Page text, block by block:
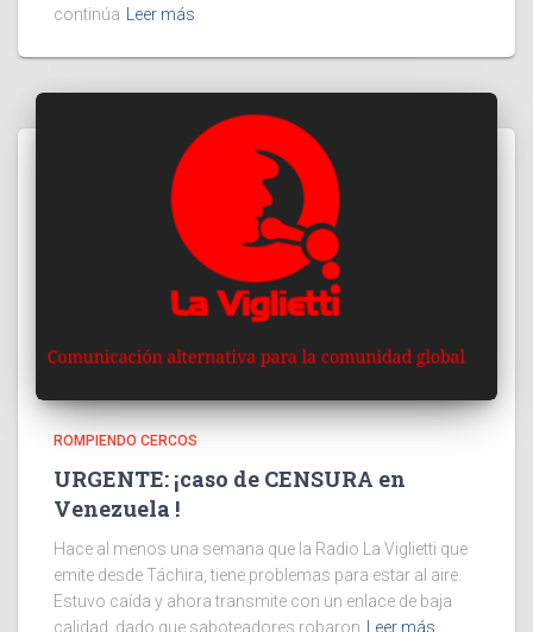
continúa Leer más
ROMPIENDO CERCOS
URGENTE: ¡caso de CENSURA en
Venezuela !
Hace al menos una semana que la Radio La Viglietti que
emite desde Táchira, tiene problemas para estar al aire.
Estuvo caída y ahora transmite con un enlace de baja
calidad, dado que saboteadores robaron
Leer más